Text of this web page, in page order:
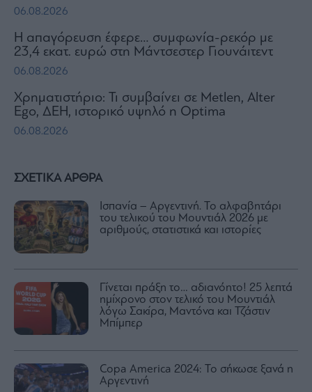
ΣΧΕΤΙΚΑ ΑΡΘΡΑ
Ισπανία – Αργεντινή. Το αλφαβητάρι
του τελικού του Μουντιάλ 2026 με
αριθμούς, στατιστικά και ιστορίες
Γίνεται πράξη το… αδιανόητο! 25 λεπτά
ημίχρονο στον τελικό του Μουντιάλ
λόγω Σακίρα, Μαντόνα και Τζάστιν
Μπίμπερ
Copa America 2024: Το σήκωσε ξανά η
Αργεντινή
06.08.2026
Η απαγόρευση έφερε… συμφωνία-ρεκόρ με
23,4 εκατ. ευρώ στη Μάντσεστερ Γιουνάιτεντ
06.08.2026
Χρηματιστήριο: Τι συμβαίνει σε Metlen, Αlter
Ego, ΔΕΗ, ιστορικό υψηλό η Optima
06.08.2026